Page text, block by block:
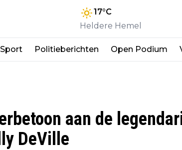
17°C
Heldere Hemel
Sport Politieberichten Open Podium
aan de
DeVille